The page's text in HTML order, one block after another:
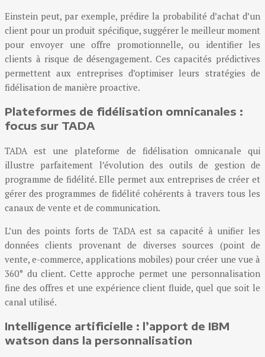
Einstein peut, par exemple, prédire la probabilité d’achat d’un
client pour un produit spécifique, suggérer le meilleur moment
pour envoyer une offre promotionnelle, ou identifier les
clients à risque de désengagement. Ces capacités prédictives
permettent aux entreprises d’optimiser leurs stratégies de
fidélisation de manière proactive.
Plateformes de fidélisation omnicanales :
focus sur TADA
TADA est une plateforme de fidélisation omnicanale qui
illustre parfaitement l’évolution des outils de gestion de
programme de fidélité. Elle permet aux entreprises de créer et
gérer des programmes de fidélité cohérents à travers tous les
canaux de vente et de communication.
L’un des points forts de TADA est sa capacité à unifier les
données clients provenant de diverses sources (point de
vente, e-commerce, applications mobiles) pour créer une vue à
360° du client. Cette approche permet une personnalisation
fine des offres et une expérience client fluide, quel que soit le
canal utilisé.
Intelligence artificielle : l’apport de IBM
watson dans la personnalisation